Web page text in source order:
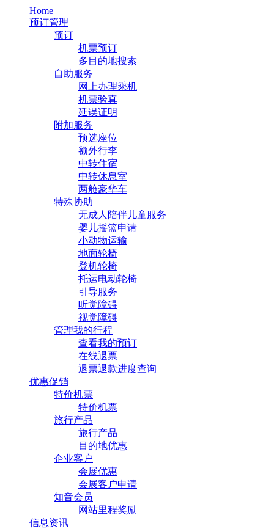
Home
预订管理
预订
机票预订
多目的地搜索
自助服务
网上办理乘机
机票验真
延误证明
附加服务
预选座位
额外行李
中转住宿
中转休息室
两舱豪华车
特殊协助
无成人陪伴儿童服务
婴儿摇篮申请
小动物运输
地面轮椅
登机轮椅
托运电动轮椅
引导服务
听觉障碍
视觉障碍
管理我的行程
查看我的预订
在线退票
退票退款进度查询
优惠促销
特价机票
特价机票
旅行产品
旅行产品
目的地优惠
企业客户
会展优惠
会展客户申请
知音会员
网站里程奖励
信息资讯